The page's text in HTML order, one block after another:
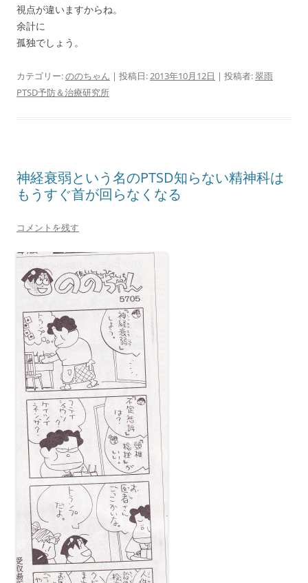
視点が違いますからね。
余計に
孤独でしょう。
カテゴリー:ののちゃん | 投稿日:2013年10月12日 | 投稿者:翠雨
PTSD予防＆治療研究所
神経衰弱という名のPTSD知らない精神科は
もうすぐ首が回らなくなる
コメントを残す